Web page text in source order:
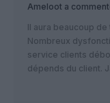
Ameloot a
Il aura beaucoup de
Nombreux
service clients
dépends du client.